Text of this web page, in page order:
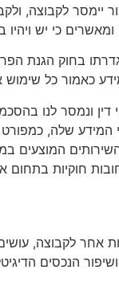
לקבוצה,
כי יש
בחוק הגנת
כאמור כל
דין ונמסר לנו
שלה,
חוקיות בתחום
אחר לקבוצה,
הנכסים